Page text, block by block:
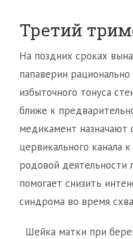
Третий
На поздних сроках
папаверин рационально
избыточного тонуса
ближе к
медикамент назначают
цервикального канала
родовой деятельности
помогает снизить
синдрома во время
Шейка матки при